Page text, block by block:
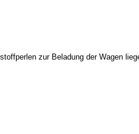
zur Beladung der Wagen